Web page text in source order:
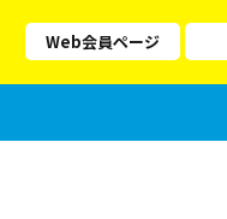
Web会員ページ